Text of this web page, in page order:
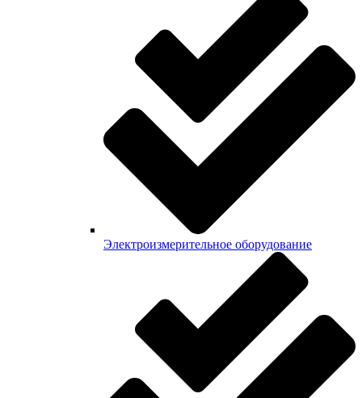
Электроизмерительное оборудование